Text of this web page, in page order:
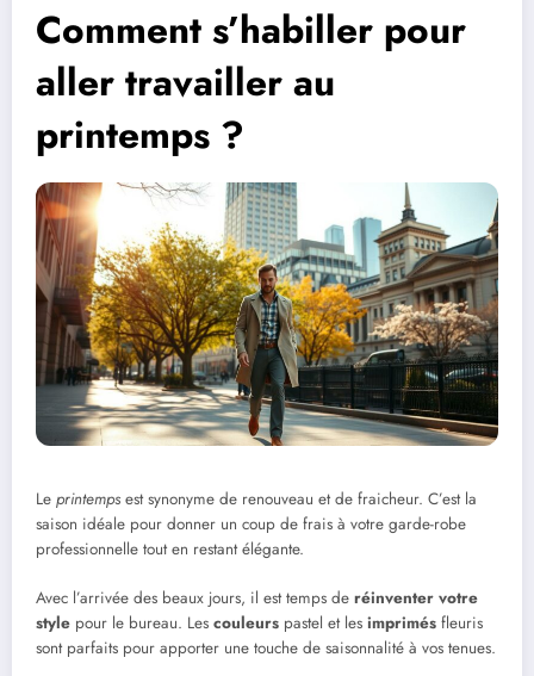
Comment s’habiller pour
aller travailler au
printemps ?
Le printemps est synonyme de renouveau et de fraicheur. C’est la
saison idéale pour donner un coup de frais à votre garde-robe
professionnelle tout en restant élégante.
Avec l’arrivée des beaux jours, il est temps de réinventer votre
style pour le bureau. Les couleurs pastel et les imprimés fleuris
sont parfaits pour apporter une touche de saisonnalité à vos tenues.